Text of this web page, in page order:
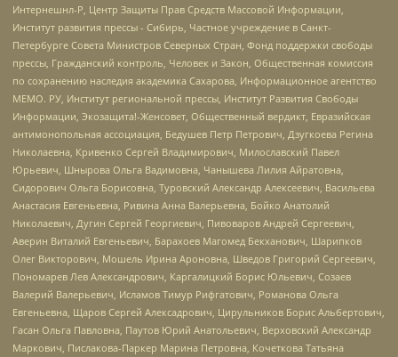
Интернешнл-Р, Центр Защиты Прав Средств Массовой Информации,
Институт развития прессы - Сибирь, Частное учреждение в Санкт-
Петербурге Совета Министров Северных Стран, Фонд поддержки свободы
прессы, Гражданский контроль, Человек и Закон, Общественная комиссия
по сохранению наследия академика Сахарова, Информационное агентство
МЕМО. РУ, Институт региональной прессы, Институт Развития Свободы
Информации, Экозащита!-Женсовет, Общественный вердикт, Евразийская
антимонопольная ассоциация, Бедушев Петр Петрович, Дзугкоева Регина
Николаевна, Кривенко Сергей Владимирович, Милославский Павел
Юрьевич, Шнырова Ольга Вадимовна, Чанышева Лилия Айратовна,
Сидорович Ольга Борисовна, Туровский Александр Алексеевич, Васильева
Анастасия Евгеньевна, Ривина Анна Валерьевна, Бойко Анатолий
Николаевич, Дугин Сергей Георгиевич, Пивоваров Андрей Сергеевич,
Аверин Виталий Евгеньевич, Барахоев Магомед Бекханович, Шарипков
Олег Викторович, Мошель Ирина Ароновна, Шведов Григорий Сергеевич,
Пономарев Лев Александрович, Каргалицкий Борис Юльевич, Созаев
Валерий Валерьевич, Исламов Тимур Рифгатович, Романова Ольга
Евгеньевна, Щаров Сергей Алексадрович, Цирульников Борис Альбертович,
Гасан Ольга Павловна, Паутов Юрий Анатольевич, Верховский Александр
Маркович, Пислакова-Паркер Марина Петровна, Кочеткова Татьяна